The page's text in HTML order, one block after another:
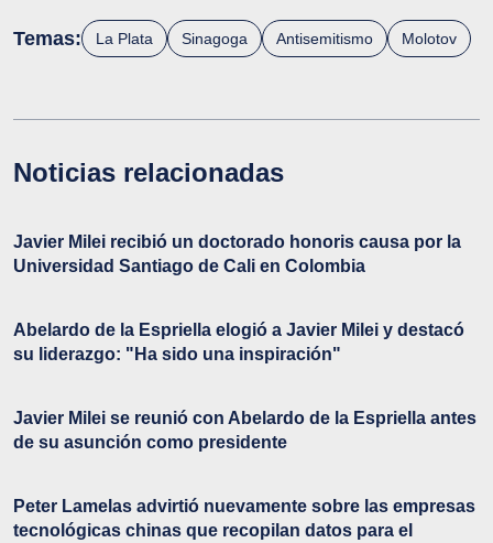
Temas: La Plata Sinagoga Antisemitismo Molotov
Noticias relacionadas
Javier Milei recibió un doctorado honoris causa por la
Universidad Santiago de Cali en Colombia
Abelardo de la Espriella elogió a Javier Milei y destacó
su liderazgo: "Ha sido una inspiración"
Javier Milei se reunió con Abelardo de la Espriella antes
de su asunción como presidente
Peter Lamelas advirtió nuevamente sobre las empresas
tecnológicas chinas que recopilan datos para el